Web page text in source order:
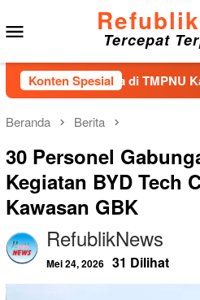
ke
konten
Tercepat
Konten Spesial
Bunga di TMPNU Kalibata
Beranda Berita
30 Personel
Kegiatan BYD Tech
Kawasan GBK
RefublikNews
Mei 24, 2026 31 Dilihat